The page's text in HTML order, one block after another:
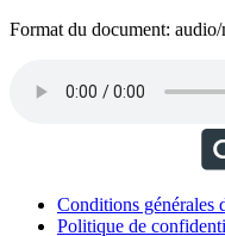
Format du document: audio/
Conditions générales
Politique de